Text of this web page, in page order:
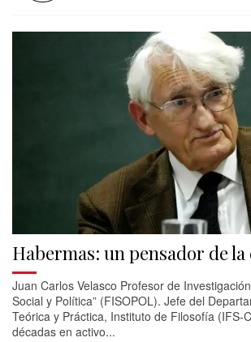
Habermas: un pensador de
Juan Carlos Velasco Profesor de
Social y Política” (FISOPOL). Jefe del
Teórica y Práctica, Instituto de Filosofía (IFS-
décadas en activo...